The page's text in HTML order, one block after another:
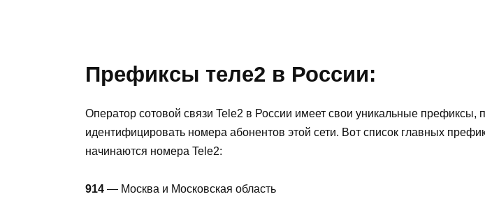
Префиксы теле2 в России:
Оператор сотовой связи Tele2 в России имеет свои уникальные префиксы,
идентифицировать номера абонентов этой сети. Вот список главных
начинаются номера Tele2:
914 — Москва и Московская область